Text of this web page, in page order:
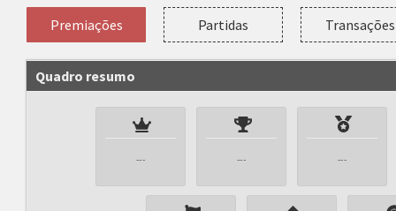
Premiações Partidas Transações
Quadro resumo
--- --- ---